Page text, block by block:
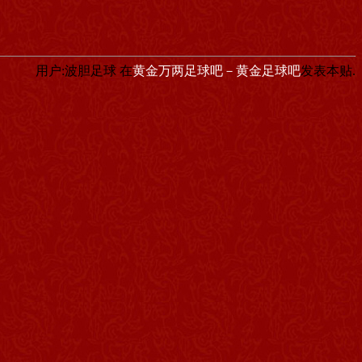
用户:波胆足球 在黄金万两足球吧－黄金足球吧发表本贴.